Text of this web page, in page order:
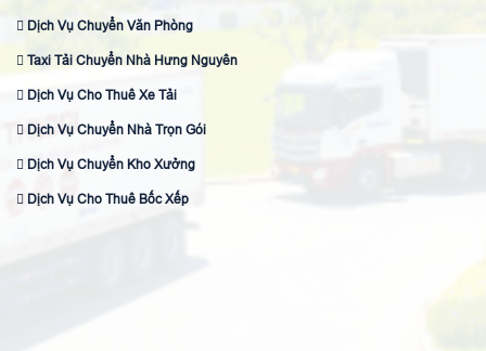
Dịch Vụ Chuyển Văn Phòng
Taxi Tải Chuyển Nhà Hưng Nguyên
Dịch Vụ Cho Thuê Xe Tải
Dịch Vụ Chuyển Nhà Trọn Gói
Dịch Vụ Chuyển Kho Xưởng
Dịch Vụ Cho Thuê Bốc Xếp